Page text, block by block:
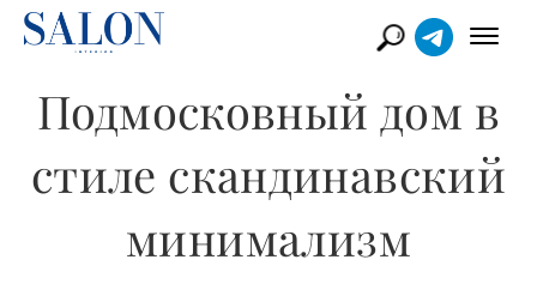
Подмосковный дом в
стиле скандинавский
минимализм